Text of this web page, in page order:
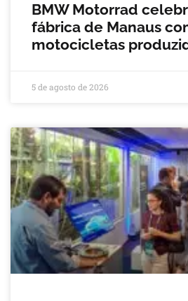
BMW Motorrad
fábrica de Manaus
motocicletas
5 de agosto de 2026